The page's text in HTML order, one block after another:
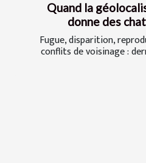
Quand la
donne des
Fugue, disparition,
conflits de voisinage :